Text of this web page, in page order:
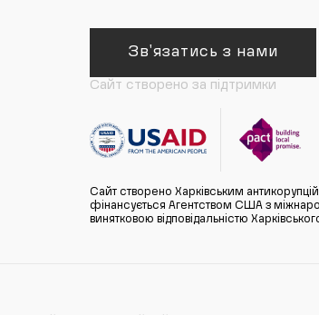
Зв'язатись з нами
Сайт створено за підтримки
Сайт створено Харківським
фінансується Агентством США з
винятковою відповідальністю